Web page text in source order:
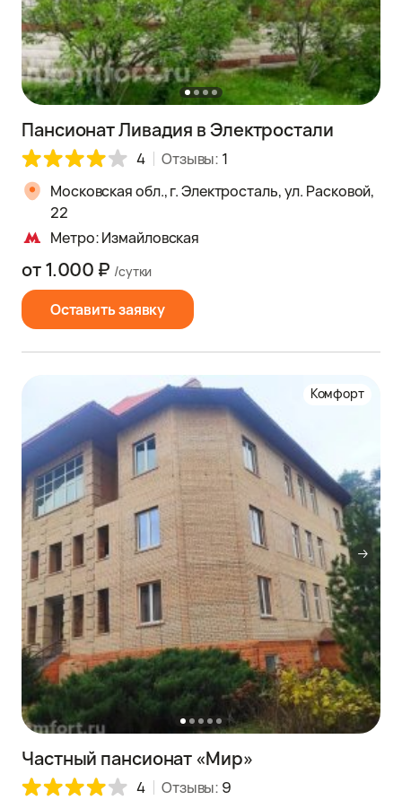
Пансионат Ливадия в Электростали
4 Отзывы: 1
Московская обл., г. Электросталь, ул. Расковой,
22
Метро: Измайловская
Оставить заявку
от 1.000 ₽ /сутки
Комфорт
Частный пансионат «Мир»
4 Отзывы: 9